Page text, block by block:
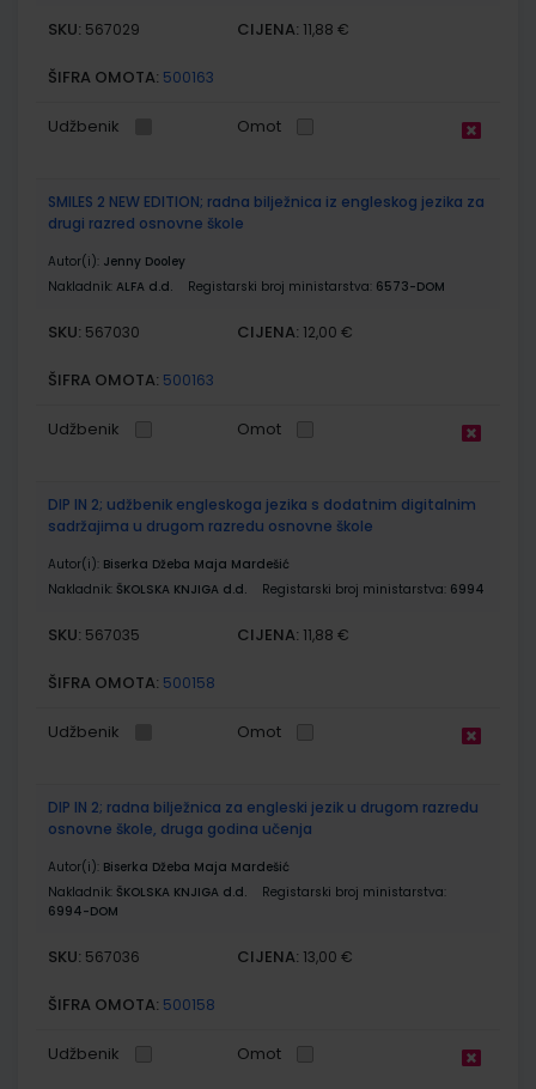
SKU: 567029 CIJENA: 11,88 €
ŠIFRA OMOTA: 500163
Udžbenik Omot
SMILES 2 NEW EDITION; radna bilježnica iz engleskog jezika za
drugi razred osnovne škole
Autor(i): Jenny Dooley
Nakladnik: ALFA d.d. Registarski broj ministarstva: 6573-DOM
SKU: 567030 CIJENA: 12,00 €
ŠIFRA OMOTA: 500163
Udžbenik Omot
DIP IN 2; udžbenik engleskoga jezika s dodatnim digitalnim
sadržajima u drugom razredu osnovne škole
Autor(i): Biserka Džeba Maja Mardešić
Nakladnik: ŠKOLSKA KNJIGA d.d. Registarski broj ministarstva: 6994
SKU: 567035 CIJENA: 11,88 €
ŠIFRA OMOTA: 500158
Udžbenik Omot
DIP IN 2; radna bilježnica za engleski jezik u drugom razredu
osnovne škole, druga godina učenja
Autor(i): Biserka Džeba Maja Mardešić
Nakladnik: ŠKOLSKA KNJIGA d.d.
Registarski broj ministarstva:
6994-DOM
SKU: 567036 CIJENA: 13,00 €
ŠIFRA OMOTA: 500158
Udžbenik Omot